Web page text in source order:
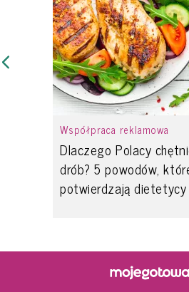
Współpraca reklamowa
Dlaczego Polacy
drób? 5 powodów,
potwierdzają dietetycy